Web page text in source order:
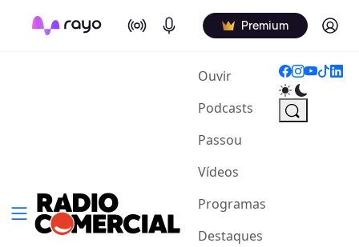
On Air Podcasts Premium Log in
Ouvir(current)
Podcasts
Passou
Vídeos
Programas
Destaques